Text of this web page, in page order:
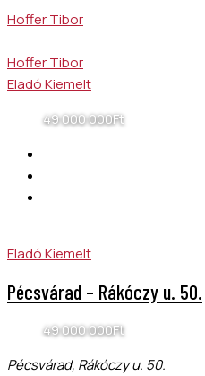
Hoffer Tibor
Hoffer Tibor
EladóKiemelt
49 000 000Ft
EladóKiemelt
Pécsvárad – Rákóczy u. 50.
49 000 000Ft
Pécsvárad, Rákóczy u. 50.